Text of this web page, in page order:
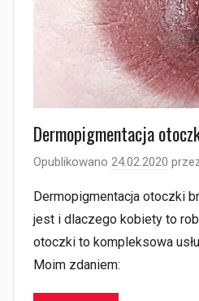
Dermopigmentacja
Opublikowano 24.02.2020
Dermopigmentacja otoczki
jest i dlaczego kobiety to
otoczki to kompleksowa
Moim zdaniem: